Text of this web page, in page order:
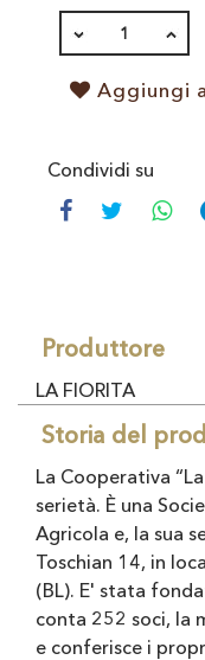
QUANTITÀ
Aggiungi
Condividi su
Produttore
LA FIORITA
Storia del
La Cooperativa
serietà. È una
Agricola e, la sua
Toschian 14, in
(BL). E' stata
conta 252 soci, la
e conferisce i